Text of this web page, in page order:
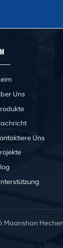
Uns
Uns